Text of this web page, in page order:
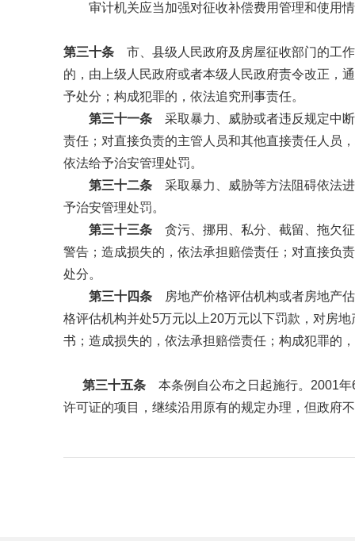
审计机关应当加强对征收补偿费用管理和使用情
第三十条 市、县级人民政府及房屋征收部门的工
的，由上级人民政府或者本级人民政府责令改正，
予处分；构成犯罪的，依法追究刑事责任。
第三十一条 采取暴力、威胁或者违反规定中
责任；对直接负责的主管人员和其他直接责任人员
依法给予治安管理处罚。
第三十二条 采取暴力、威胁等方法阻碍依法
予治安管理处罚。
第三十三条 贪污、挪用、私分、截留、拖欠
警告；造成损失的，依法承担赔偿责任；对直接负
处分。
第三十四条 房地产价格评估机构或者房地产
格评估机构并处5万元以上20万元以下罚款，对房
书；造成损失的，依法承担赔偿责任；构成犯罪的
第三十五条 本条例自公布之日起施行。2001年
许可证的项目，继续沿用原有的规定办理，但政府